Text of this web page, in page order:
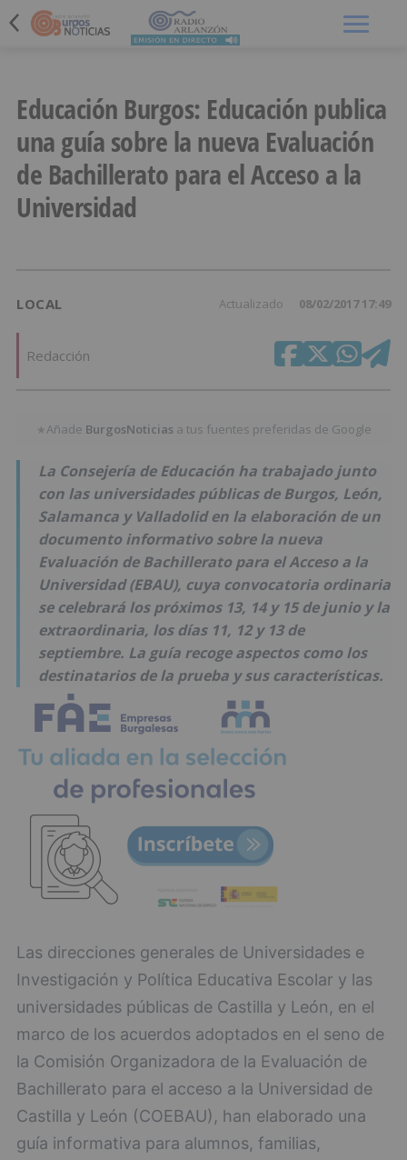
Educación Burgos: Educación publica
una guía sobre la nueva Evaluación
de Bachillerato para el Acceso a la
Universidad
LOCAL Actualizado 08/02/2017 17:49
Redacción
★Añade BurgosNoticias a tus fuentes preferidas de Google
La Consejería de Educación ha trabajado junto
con las universidades públicas de Burgos, León,
Salamanca y Valladolid en la elaboración de un
documento informativo sobre la nueva
Evaluación de Bachillerato para el Acceso a la
Universidad (EBAU), cuya convocatoria ordinaria
se celebrará los próximos 13, 14 y 15 de junio y la
extraordinaria, los días 11, 12 y 13 de
septiembre. La guía recoge aspectos como los
destinatarios de la prueba y sus características.
Las direcciones generales de Universidades e
Investigación y Política Educativa Escolar y las
universidades públicas de Castilla y León, en el
marco de los acuerdos adoptados en el seno de
la Comisión Organizadora de la Evaluación de
Bachillerato para el acceso a la Universidad de
Castilla y León (COEBAU), han elaborado una
guía informativa para alumnos, familias,